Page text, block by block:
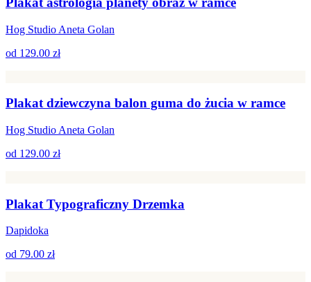
Hog Studio Aneta Golan
od 129.00 zł
Plakat dziewczyna balon guma do żucia w ramce
Hog Studio Aneta Golan
od 129.00 zł
Plakat Typograficzny Drzemka
Dapidoka
od 79.00 zł